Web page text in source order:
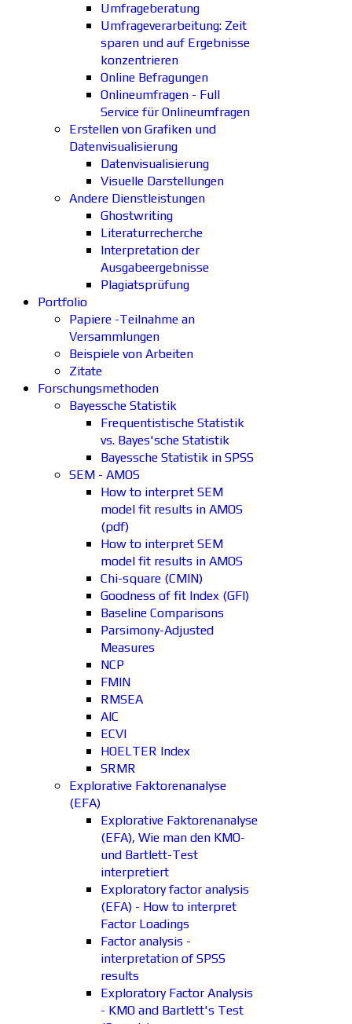
Umfrageberatung
Umfrageverarbeitung: Zeit
sparen und auf Ergebnisse
konzentrieren
Online Befragungen
Onlineumfragen - Full
Service für Onlineumfragen
Erstellen von Grafiken und
Datenvisualisierung
Datenvisualisierung
Visuelle Darstellungen
Andere Dienstleistungen
Ghostwriting
Literaturrecherche
Interpretation der
Ausgabeergebnisse
Plagiatsprüfung
Portfolio
Papiere -Teilnahme an
Versammlungen
Beispiele von Arbeiten
Zitate
Forschungsmethoden
Bayessche Statistik
Frequentistische Statistik
vs. Bayes'sche Statistik
Bayessche Statistik in SPSS
SEM - AMOS
How to interpret SEM
model fit results in AMOS
(pdf)
How to interpret SEM
model fit results in AMOS
Chi-square (CMIN)
Goodness of fit Index (GFI)
Baseline Comparisons
Parsimony-Adjusted
Measures
NCP
FMIN
RMSEA
AIC
ECVI
HOELTER Index
SRMR
Explorative Faktorenanalyse
(EFA)
Explorative Faktorenanalyse
(EFA), Wie man den KMO-
und Bartlett-Test
interpretiert
Exploratory factor analysis
(EFA) - How to interpret
Factor Loadings
Factor analysis -
interpretation of SPSS
results
Exploratory Factor Analysis
- KMO and Bartlett's Test